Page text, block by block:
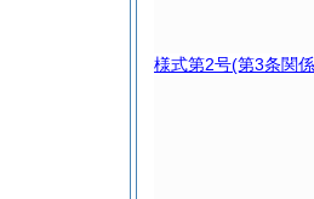
様式第2号(第3条関